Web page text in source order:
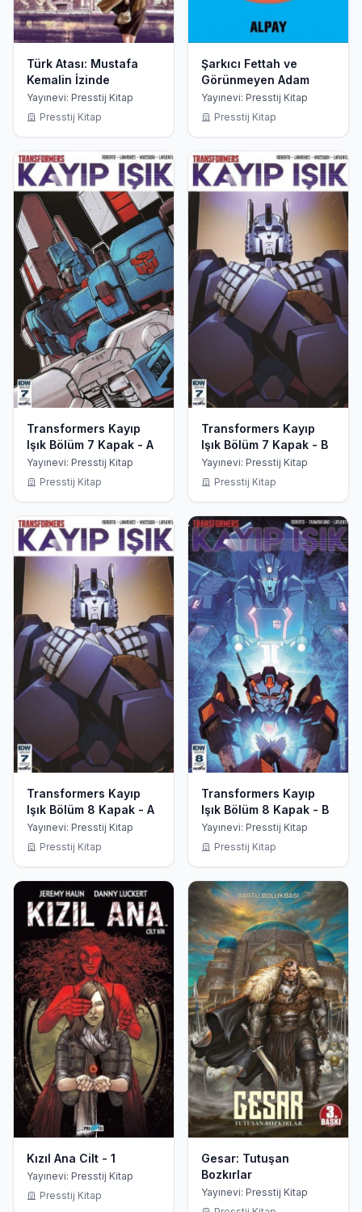
Türk Atası: Mustafa
Kemalin İzinde
Yayınevi: Presstij Kitap
Presstij Kitap
Şarkıcı Fettah ve
Görünmeyen Adam
Yayınevi: Presstij Kitap
Presstij Kitap
Transformers Kayıp
Işık Bölüm 7 Kapak - A
Yayınevi: Presstij Kitap
Presstij Kitap
Transformers Kayıp
Işık Bölüm 7 Kapak - B
Yayınevi: Presstij Kitap
Presstij Kitap
Transformers Kayıp
Işık Bölüm 8 Kapak - A
Yayınevi: Presstij Kitap
Presstij Kitap
Transformers Kayıp
Işık Bölüm 8 Kapak - B
Yayınevi: Presstij Kitap
Presstij Kitap
Kızıl Ana Cilt - 1
Yayınevi: Presstij Kitap
Presstij Kitap
Gesar: Tutuşan
Bozkırlar
Yayınevi: Presstij Kitap